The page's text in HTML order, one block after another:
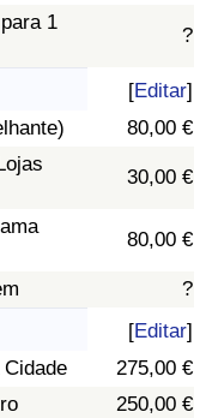
1
?
[Editar]
80,00 €
30,00 €
80,00 €
?
[Editar]
275,00 €
250,00 €